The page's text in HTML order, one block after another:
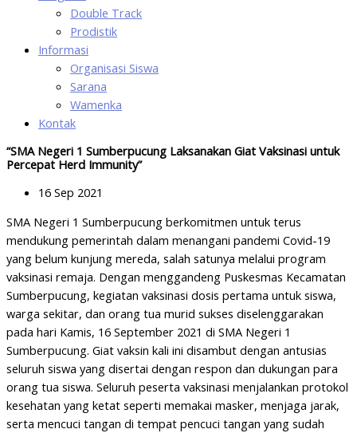
Double Track
Prodistik
Informasi
Organisasi Siswa
Sarana
Wamenka
Kontak
“SMA Negeri 1 Sumberpucung Laksanakan Giat Vaksinasi untuk
Percepat Herd Immunity”
16 Sep 2021
SMA Negeri 1 Sumberpucung berkomitmen untuk terus
mendukung pemerintah dalam menangani pandemi Covid-19
yang belum kunjung mereda, salah satunya melalui program
vaksinasi remaja. Dengan menggandeng Puskesmas Kecamatan
Sumberpucung, kegiatan vaksinasi dosis pertama untuk siswa,
warga sekitar, dan orang tua murid sukses diselenggarakan
pada hari Kamis, 16 September 2021 di SMA Negeri 1
Sumberpucung. Giat vaksin kali ini disambut dengan antusias
seluruh siswa yang disertai dengan respon dan dukungan para
orang tua siswa. Seluruh peserta vaksinasi menjalankan protokol
kesehatan yang ketat seperti memakai masker, menjaga jarak,
serta mencuci tangan di tempat pencuci tangan yang sudah